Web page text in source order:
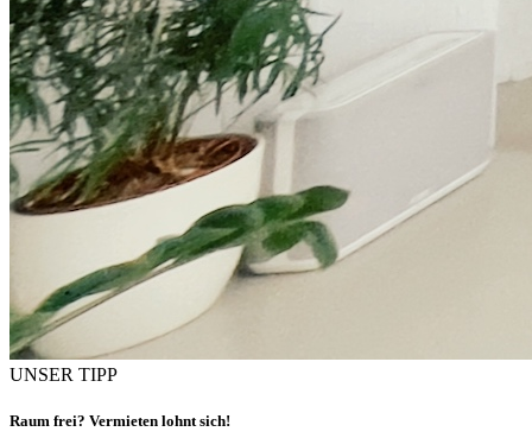
UNSER TIPP
Raum frei? Vermieten lohnt sich!